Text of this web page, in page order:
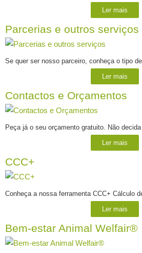
Ler mais
Parcerias e outros serviços
Se quer ser nosso parceiro, conheça o tipo
Ler mais
Contactos e Orçamentos
Peça já o seu orçamento gratuito. Não
Ler mais
CCC+
Conheça a nossa ferramenta CCC+ Cálculo
Ler mais
Bem-estar Animal Welfair®